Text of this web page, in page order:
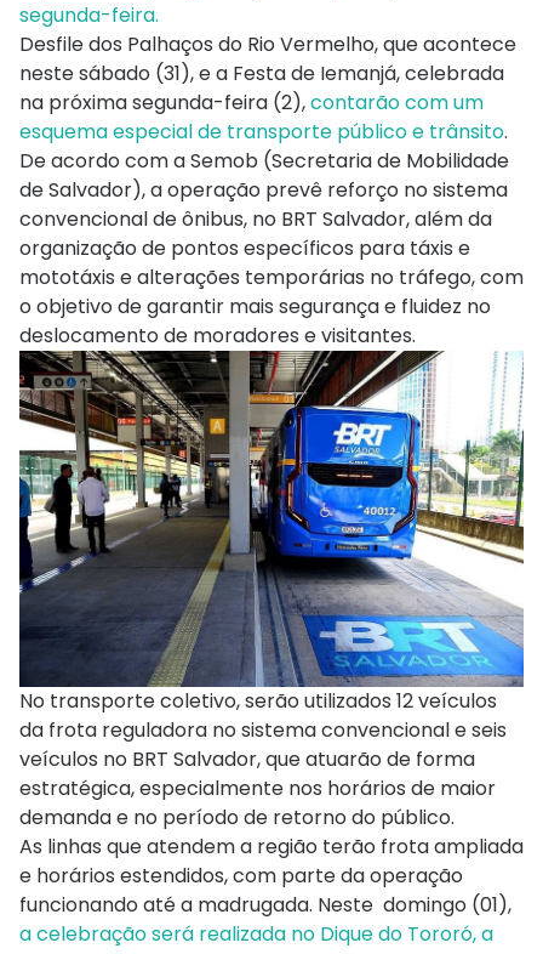
segunda-feira.
Desfile dos Palhaços do Rio Vermelho, que acontece
neste sábado (31), e a Festa de Iemanjá, celebrada
na próxima segunda-feira (2),contarão com um
esquema especial de transporte público e trânsito.
De acordo com a Semob (Secretaria de Mobilidade
de Salvador), a operação prevê reforço no sistema
convencional de ônibus, no BRT Salvador, além da
organização de pontos específicos para táxis e
mototáxis e alterações temporárias no tráfego, com
o objetivo de garantir mais segurança e fluidez no
deslocamento de moradores e visitantes.
No transporte coletivo, serão utilizados 12 veículos
da frota reguladora no sistema convencional e seis
veículos no BRT Salvador, que atuarão de forma
estratégica, especialmente nos horários de maior
demanda e no período de retorno do público.
As linhas que atendem a região terão frota ampliada
e horários estendidos, com parte da operação
funcionando até a madrugada. Neste domingo (01),
a celebração será realizada no Dique do Tororó, a